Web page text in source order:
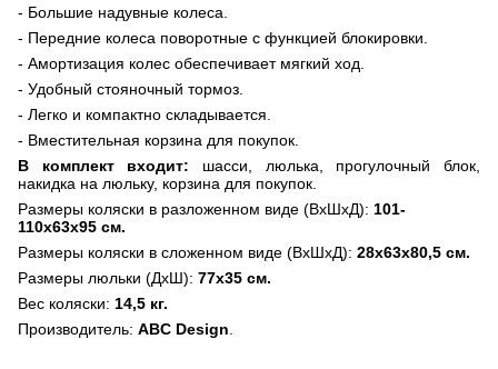
- Большие надувные колеса.
- Передние колеса поворотные с функцией блокировки.
- Амортизация колес обеспечивает мягкий ход.
- Удобный стояночный тормоз.
- Легко и компактно складывается.
- Вместительная корзина для покупок.
В комплект входит: шасси, люлька,
прогулочный блок,
накидка на люльку, корзина для покупок.
Размеры коляски в разложенном виде (ВхШхД): 101-
110х63х95 см.
Размеры коляски в сложенном виде (ВхШхД): 28х63х80,5 см.
Размеры люльки (ДхШ): 77х35 см.
Вес коляски: 14,5 кг.
Производитель: ABC Design